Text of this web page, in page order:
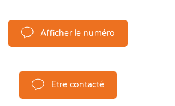
Afficher le numéro
Etre contacté